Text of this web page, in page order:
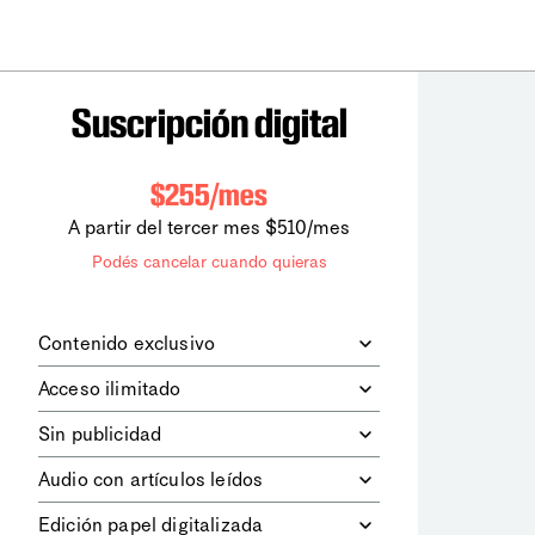
Suscripción digital
$255/mes
A partir del tercer mes $510/mes
Podés cancelar cuando quieras
Contenido exclusivo
digitales dela diaria
los contenidos de Le Monde
diplomatique.
Acceso ilimitado
contenidos.
Sin publicidad
publicitarios.
Audio con artículos leídos
Edición papel digitalizada